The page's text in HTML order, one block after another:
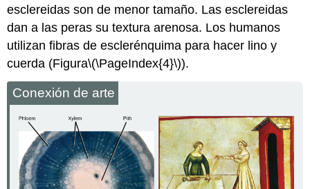
esclereidas son de menor tamaño. Las esclereidas
dan a las peras su textura arenosa. Los humanos
utilizan fibras de esclerénquima para hacer lino y
cuerda (Figura\(\PageIndex{4}\)).
Conexión de arte